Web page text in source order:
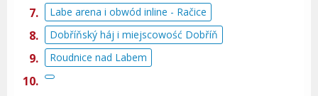
Labe arena i obwód inline - Račice
Dobříňský háj i miejscowość Dobříň
Roudnice nad Labem